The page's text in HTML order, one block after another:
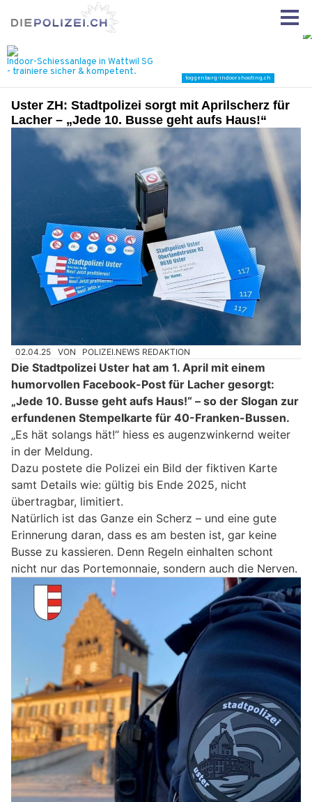
Uster ZH: Stadtpolizei sorgt mit Aprilscherz für
Lacher – „Jede 10. Busse geht aufs Haus!“
02.04.25 VON POLIZEI.NEWS REDAKTION
Die Stadtpolizei Uster hat am 1. April mit einem
humorvollen Facebook-Post für Lacher gesorgt:
„Jede 10. Busse geht aufs Haus!“ – so der Slogan zur
erfundenen Stempelkarte für 40-Franken-Bussen.
„Es hät solangs hät!“ hiess es augenzwinkernd weiter
in der Meldung.
Dazu postete die Polizei ein Bild der fiktiven Karte
samt Details wie: gültig bis Ende 2025, nicht
übertragbar, limitiert.
Natürlich ist das Ganze ein Scherz – und eine gute
Erinnerung daran, dass es am besten ist, gar keine
Busse zu kassieren. Denn Regeln einhalten schont
nicht nur das Portemonnaie, sondern auch die Nerven.